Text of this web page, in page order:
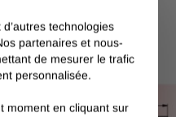
technologies
partenaires et nous-
de mesurer le trafic
personnalisée.
moment en cliquant sur